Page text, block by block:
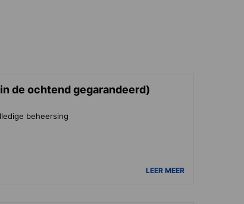
de ochtend gegarandeerd)
beheersing
LEER MEER